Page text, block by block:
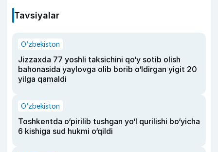
Tavsiyalar
O‘zbekiston
Jizzaxda 77 yoshli taksichini qo‘y sotib olish
bahonasida yaylovga olib borib o‘ldirgan yigit 20
yilga qamaldi
O‘zbekiston
Toshkentda o‘pirilib tushgan yo‘l qurilishi bo‘yicha
6 kishiga sud hukmi o‘qildi